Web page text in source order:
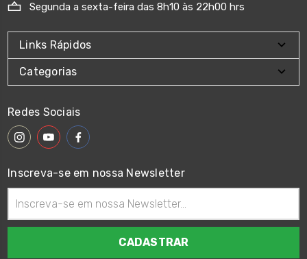
Segunda a sexta-feira das 8h10 às 22h00 hrs
Links Rápidos
Categorias
Redes Sociais
Inscreva-se em nossa Newsletter
de
email